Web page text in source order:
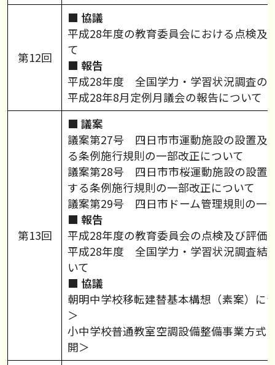
第12回
■ 協議
平成28年度の教育委員会における点検及
て
■ 報告
平成28年度 全国学力・学習状況調査の
平成28年8月定例月議会の報告について
第13回
■ 議案
議案第27号 四日市市運動施設の設置及
る条例施行規則の一部改正について
議案第28号 四日市市桜運動施設の設置
する条例施行規則の一部改正について
議案第29号 四日市ドーム管理規則の一
■ 報告
平成28年度の教育委員会の点検及び評価
平成28年度 全国学力・学習状況調査結
いて
■ 協議
朝明中学校移転建替基本構想（素案）に
＞
小中学校普通教室空調設備整備事業方式
開＞